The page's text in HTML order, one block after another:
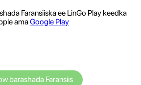
Faransiiska ee LinGo Play keedka
amaGoogle Play
barashada Faransiis